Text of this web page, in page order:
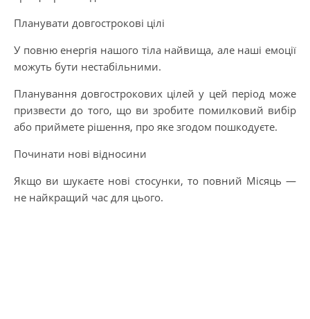
Планувати довгострокові цілі
У повню енергія нашого тіла найвища, але наші емоції
можуть бути нестабільними.
Планування довгострокових цілей у цей період може
призвести до того, що ви зробите помилковий вибір
або приймете рішення, про яке згодом пошкодуєте.
Починати нові відносини
Якщо ви шукаєте нові стосунки, то повний Місяць —
не найкращий час для цього.